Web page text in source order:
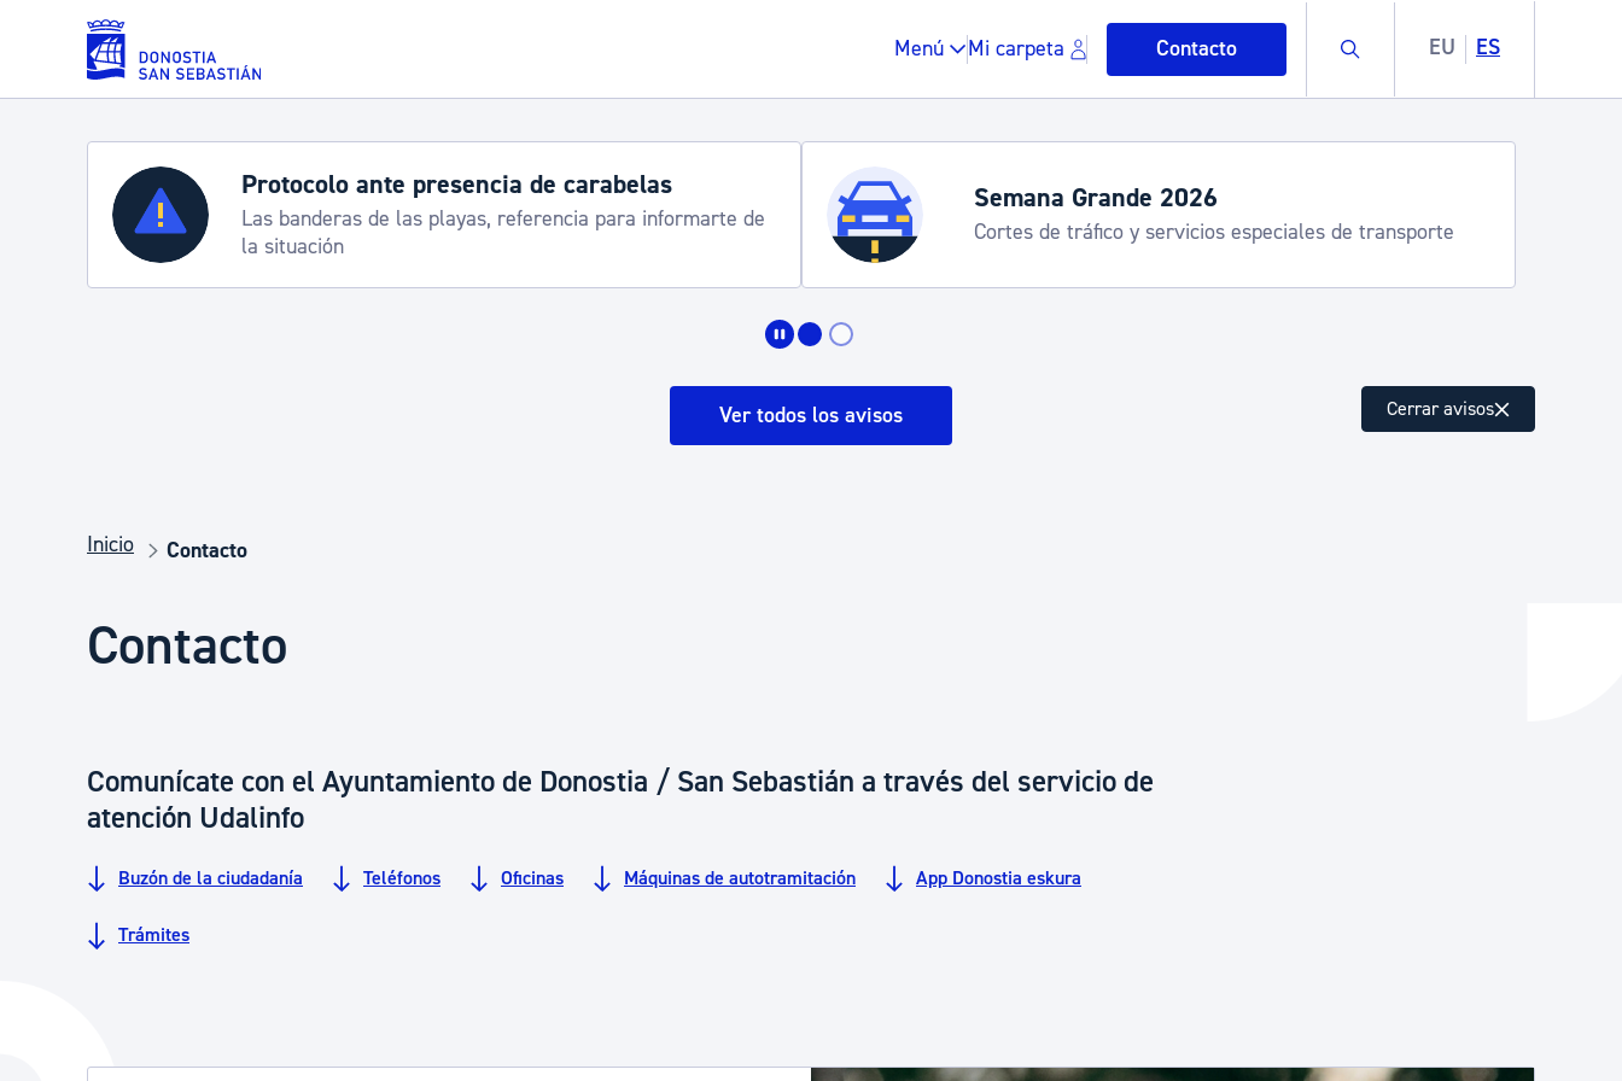
Saltar al contenido principal
Menú Mi carpeta Contacto Buscar EU ES
Servicios
Padrón y asuntos personales
Espacio público, residuos y medioambiente
Seguridad ciudadana y emergencias
Salud Pública, animales y consumo
Participación ciudadana y asociacionismo
Semana Grande 2026: programa
8-15 agosto
Horarios y servicios de verano
Udalinfo, Donostia Kirola, Donostia Kultura, San Telmo,
Urgull, Hondalea, Turismo
Ver todos los avisos Cerrar avisos
Inicio Contacto
Contacto
Comunícate con el Ayuntamiento de Donostia / San Sebastián a través del servicio de
atención Udalinfo
Buzón de la ciudadanía Teléfonos Oficinas Máquinas de autotramitación App ​​​​​​Donostia eskura
Trámites